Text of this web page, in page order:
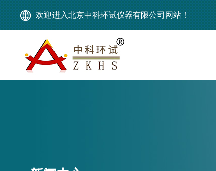
欢迎进入北京中科环试仪器有限公司网站！